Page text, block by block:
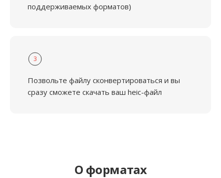
поддерживаемых форматов)
3
Позвольте файлу сконвертироваться и вы
сразу сможете скачать ваш heic-файл
О форматах